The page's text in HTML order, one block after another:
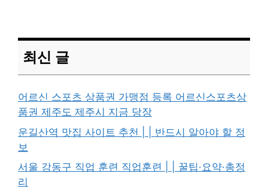
최신 글
어르신 스포츠 상품권 가맹점 등록 어르신스포츠상
품권 제주도 제주시 지금 당장
운길산역 맛집 사이트 추천 | | 반드시 알아야 할 정
보
서울 강동구 직업 훈련 직업훈련 | | 꿀팁·요약·총정
리